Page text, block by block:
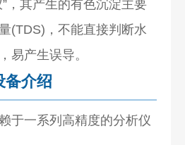
，其产生的有色沉淀主要
(TDS)，不能直接判断水
易产生误导。
备介绍
于一系列高精度的分析仪